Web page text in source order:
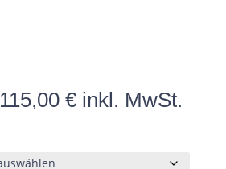
115,00 € inkl. MwSt.